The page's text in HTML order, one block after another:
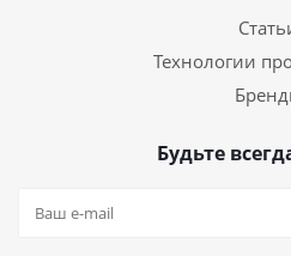
Технологии
Будьте